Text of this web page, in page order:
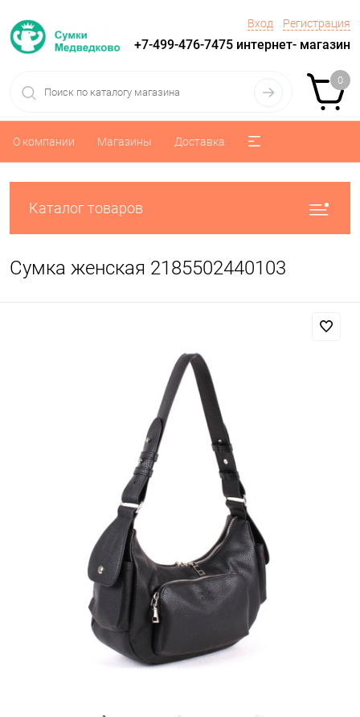
Вход Регистрация
+7-499-476-7475 интернет- магазин
0
О компании Магазины Доставка
Каталог товаров
Сумка женская 2185502440103